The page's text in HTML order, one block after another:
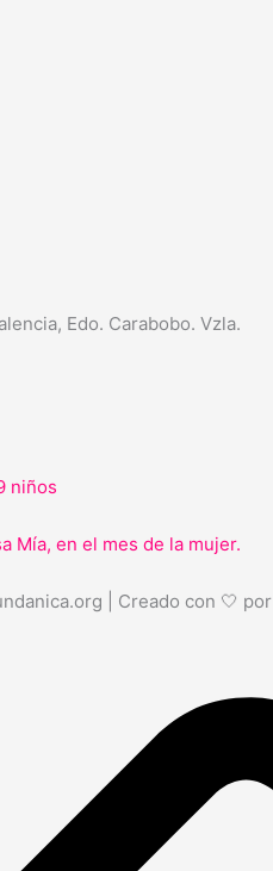
Edo. Carabobo. Vzla.
niños
Mía, en el mes de la mujer.
| Creado con 🤍 por